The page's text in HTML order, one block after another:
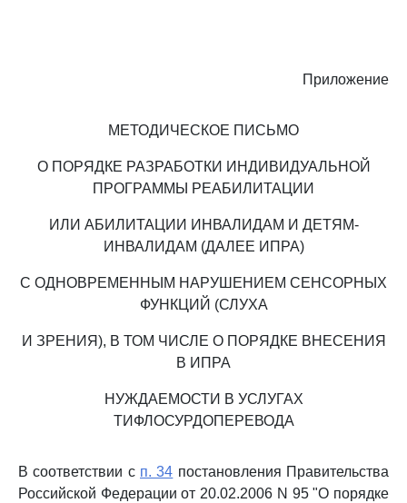
Приложение
МЕТОДИЧЕСКОЕ ПИСЬМО
О ПОРЯДКЕ РАЗРАБОТКИ ИНДИВИДУАЛЬНОЙ
ПРОГРАММЫ РЕАБИЛИТАЦИИ
ИЛИ АБИЛИТАЦИИ ИНВАЛИДАМ И ДЕТЯМ-
ИНВАЛИДАМ (ДАЛЕЕ ИПРА)
С ОДНОВРЕМЕННЫМ НАРУШЕНИЕМ СЕНСОРНЫХ
ФУНКЦИЙ (СЛУХА
И ЗРЕНИЯ), В ТОМ ЧИСЛЕ О ПОРЯДКЕ ВНЕСЕНИЯ
В ИПРА
НУЖДАЕМОСТИ В УСЛУГАХ
ТИФЛОСУРДОПЕРЕВОДА
В соответствии с п. 34 постановления Правительства
Российской Федерации от 20.02.2006 N 95 "О порядке